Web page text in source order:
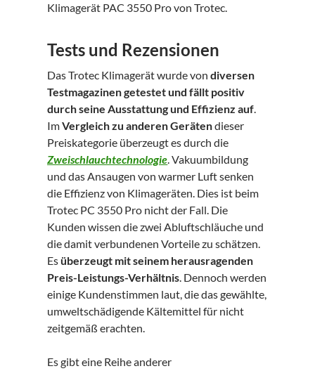
Klimagerät PAC 3550 Pro von Trotec.
Tests und Rezensionen
Das Trotec Klimagerät wurde vondiversen
Testmagazinen getestet und fällt positiv
durch seine Ausstattung und Effizienz auf.
ImVergleich zu anderen Gerätendieser
Preiskategorie überzeugt es durch die
Zweischlauchtechnologie. Vakuumbildung
und das Ansaugen von warmer Luft senken
die Effizienz von Klimageräten. Dies ist beim
Trotec PC 3550 Pro nicht der Fall. Die
Kunden wissen die zwei Abluftschläuche und
die damit verbundenen Vorteile zu schätzen.
Esüberzeugt mit seinem herausragenden
Preis-Leistungs-Verhältnis. Dennoch werden
einige Kundenstimmen laut, die das gewählte,
umweltschädigende Kältemittel für nicht
zeitgemäß erachten.
Es gibt eine Reihe anderer